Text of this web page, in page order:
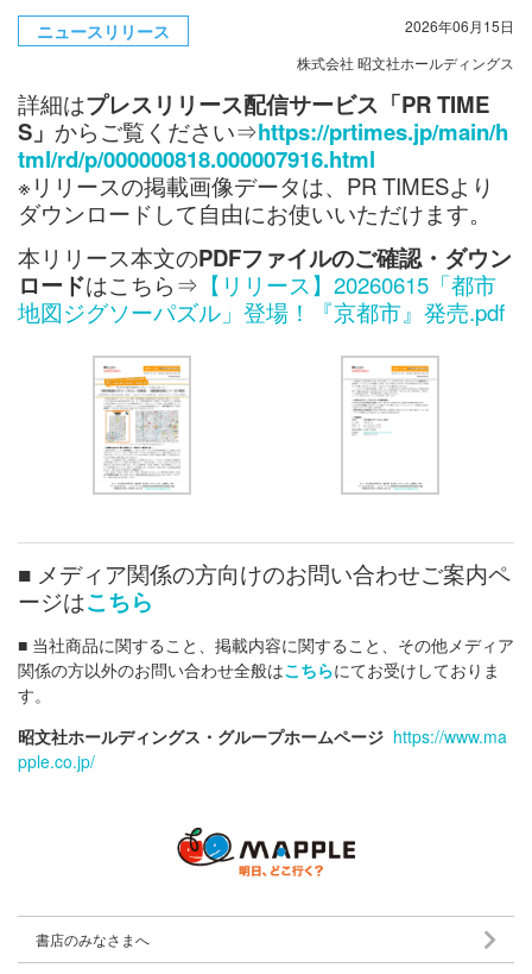
ニュースリリース
2026年06月15日
株式会社 昭文社ホールディングス
詳細はプレスリリース配信サービス「PR TIME
S」 からご覧ください⇒https://prtimes.jp/main/h
tml/rd/p/000000818.000007916.html
※リリースの掲載画像データは、PR TIMESより
ダウンロードして自由にお使いいただけます。
本リリース本文のPDFファイルのご確認・ダウン
ロードはこちら⇒ 【リリース】20260615「都市
地図ジグソーパズル」登場！『京都市』発売.pdf
■ メディア関係の方向けのお問い合わせご案内ペ
ージはこちら
■ 当社商品に関すること、掲載内容に関すること、その他メディア
関係の方以外のお問い合わせ全般はこちらにてお受けしておりま
す。
昭文社ホールディングス・グループホームページ https://www.ma
pple.co.jp/
書店のみなさまへ